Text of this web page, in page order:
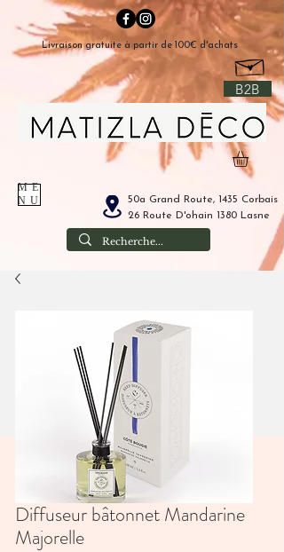
B2B
50a Grand Route, 1435 Corbais
26 Route D'ohain 1380 Lasne
ME
NU
Livraison gratuite à partir de 100€ d'achats
Diffuseur bâtonnet Mandarine
Majorelle